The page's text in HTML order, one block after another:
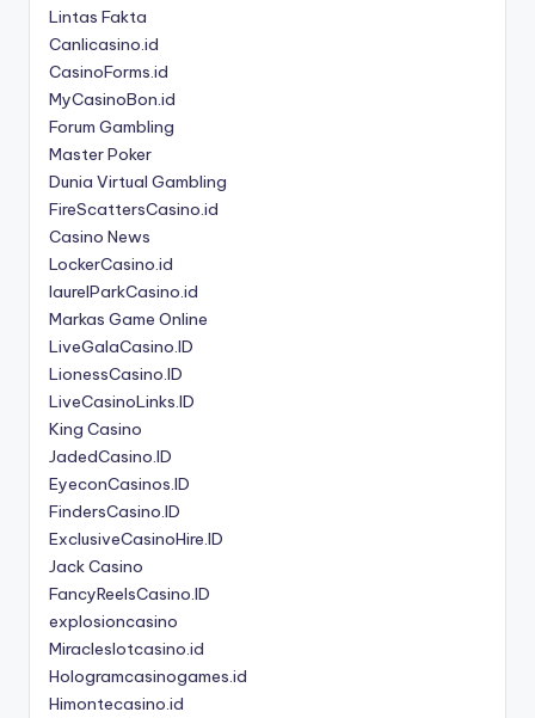
Lintas Fakta
Canlicasino.id
CasinoForms.id
MyCasinoBon.id
Forum Gambling
Master Poker
Dunia Virtual Gambling
FireScattersCasino.id
Casino News
LockerCasino.id
laurelParkCasino.id
Markas Game Online
LiveGalaCasino.ID
LionessCasino.ID
LiveCasinoLinks.ID
King Casino
JadedCasino.ID
EyeconCasinos.ID
FindersCasino.ID
ExclusiveCasinoHire.ID
Jack Casino
FancyReelsCasino.ID
explosioncasino
Miracleslotcasino.id
Hologramcasinogames.id
Himontecasino.id